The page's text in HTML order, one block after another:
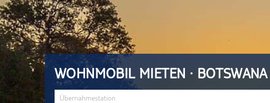
WOHNMOBIL MIETEN · BOTSWANA
Übernahmestation